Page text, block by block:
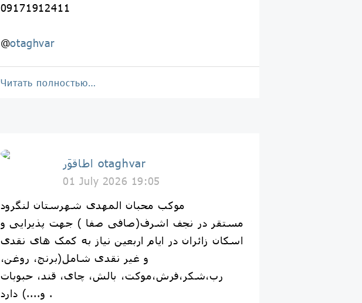
09171912411
@otaghvar
Читать полностью…
اطاقوَر otaghvar
01 July 2026 19:05
موکب محبان المهدی شهرستان لنگرود
مستقر در نجف اشرف(صافی صفا ) جهت پذیرایی و
اسکان زائران در ایام اربعین نیاز به کمک های نقدی
و غیر نقدی شامل(برنج، روغن،
رب،شکر،فرش،موکت، بالش، چای، قند، حبوبات
و....) دارد .